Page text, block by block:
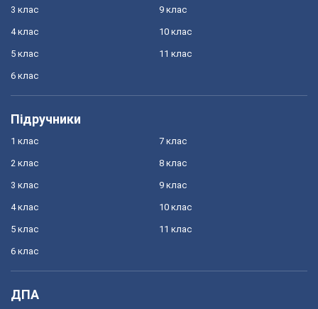
3 клас
4 клас
5 клас
6 клас
9 клас
10 клас
11 клас
Підручники
1 клас
2 клас
3 клас
4 клас
5 клас
6 клас
7 клас
8 клас
9 клас
10 клас
11 клас
ДПА